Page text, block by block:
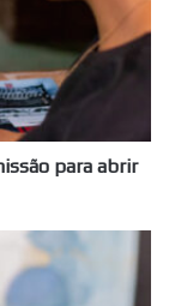
para abrir